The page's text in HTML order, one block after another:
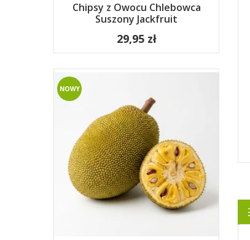
Chipsy z Owocu Chlebowca
Suszony Jackfruit
29,95 zł
NOWY